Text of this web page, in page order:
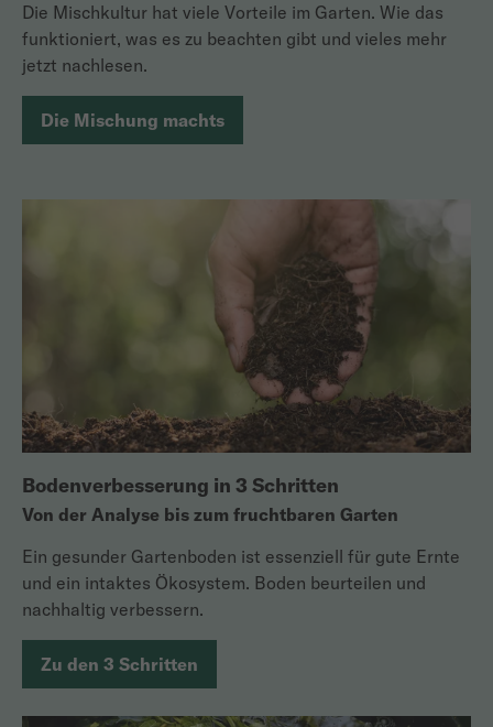
Die Mischkultur hat viele Vorteile im Garten. Wie das
funktioniert, was es zu beachten gibt und vieles mehr
jetzt nachlesen.
Die Mischung machts
Bodenverbesserung in 3 Schritten
Von der Analyse bis zum fruchtbaren Garten
Ein gesunder Gartenboden ist essenziell für gute Ernte
und ein intaktes Ökosystem. Boden beurteilen und
nachhaltig verbessern.
Zu den 3 Schritten